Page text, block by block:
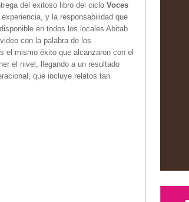
del exitoso libro del ciclo Voces
y la responsabilidad que
en todos los locales Abitab
con la palabra de los
el mismo éxito que alcanzaron con el
el nivel, llegando a un resultado
que incluye relatos tan